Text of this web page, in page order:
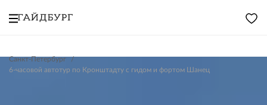
Санкт-Петербург
6-часовой автотур по Кронштадту с гидом и фортом Шанец